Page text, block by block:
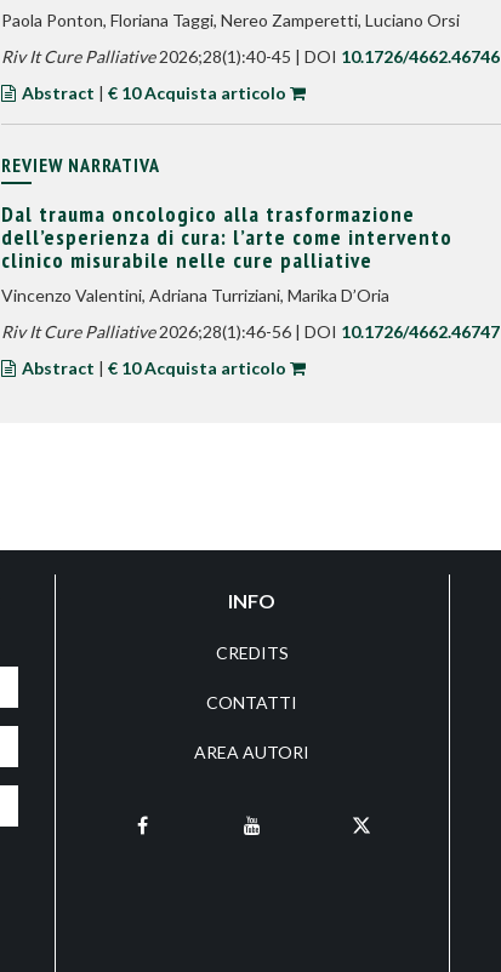
Paola Ponton, Floriana Taggi, Nereo Zamperetti, Luciano Orsi
Riv It Cure Palliative2026;28(1):40-45 | DOI 10.1726/4662.46746
Abstract | € 10 Acquista articolo
REVIEW NARRATIVA
Dal trauma oncologico alla trasformazione
dell’esperienza di cura: l’arte come intervento
clinico misurabile nelle cure palliative
Vincenzo Valentini, Adriana Turriziani, Marika D’Oria
Riv It Cure Palliative2026;28(1):46-56 | DOI 10.1726/4662.46747
Abstract | € 10 Acquista articolo
INFO
CREDITS
CONTATTI
AREA AUTORI